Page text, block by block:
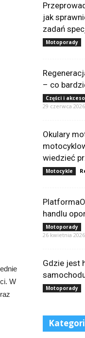
W
jak
zadań
Motoporady
– co
Części i
29 czerwca 2026
Okulary
wiedzieć
Motocykle
handlu
Motoporady
26 kwietnia 2026
Gdzie jest
Motoporady